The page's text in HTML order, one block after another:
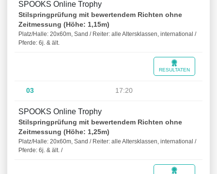
SPOOKS Online Trophy
Stilspringprüfung mit bewertendem Richten ohne
Zeitmessung (Höhe: 1,15m)
Platz/Halle: 20x60m, Sand / Reiter: alle Altersklassen, international /
Pferde: 6j. & ält.
RESULTATEN
03 17:20
SPOOKS Online Trophy
Stilspringprüfung mit bewertendem Richten ohne
Zeitmessung (Höhe: 1,25m)
Platz/Halle: 20x60m, Sand / Reiter: alle Altersklassen, international /
Pferde: 6j. & ält. /